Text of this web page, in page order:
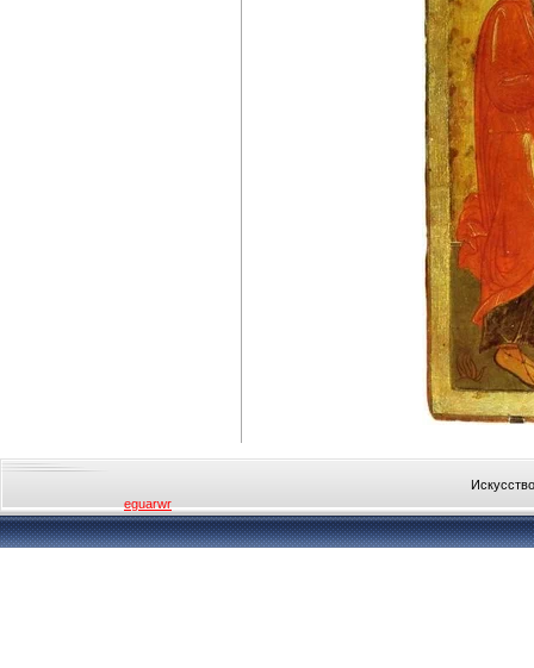
eguarwr